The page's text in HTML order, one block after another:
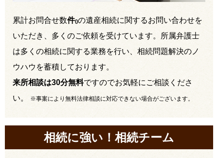
累計お問合せ数件()の遺産相続に関するお問い合わせを
いただき、多くのご依頼を受けています。所属弁護士
は多くの相続に関する業務を行い、相続問題解決のノ
ウハウを蓄積しております。
来所相談は30分無料ですのでお気軽にご相談くださ
い。
※事案により無料法律相談に対応できない場合がございます。
相続に強い！相続チーム